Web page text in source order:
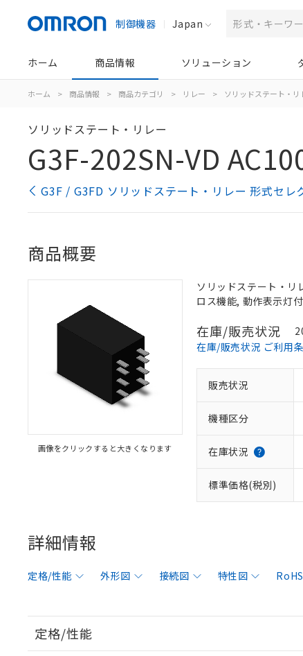
制御機器 Japan
ホーム 商品情報 ソリューション
ホーム > 商品情報 > 商品カテゴリ > リレー > ソリッドステート・リ
ソリッドステート・リレー
G3F-202SN-VD
G3F / G3FD ソリッドステート・リレー 形式セレ
商品概要
画像をクリックすると大きくなります
ソリッドステート・
ロス機能, 動作表示灯
在庫/販売状況
在庫/販売状況 ご利用
販売状況
機種区分
在庫状況
標準価格(税別)
詳細情報
定格/性能 外形図 接続図 特性図
定格/性能